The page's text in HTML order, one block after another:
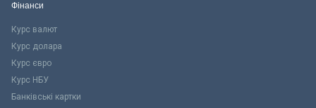
Фінанси
Курс валют
Курс долара
Курс євро
Курс НБУ
Банківські картки